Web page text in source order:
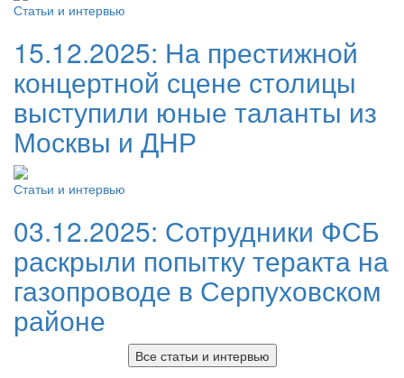
Статьи и интервью
15.12.2025: На престижной
концертной сцене столицы
выступили юные таланты из
Москвы и ДНР
Статьи и интервью
03.12.2025: Сотрудники ФСБ
раскрыли попытку теракта на
газопроводе в Серпуховском
районе
Все статьи и интервью